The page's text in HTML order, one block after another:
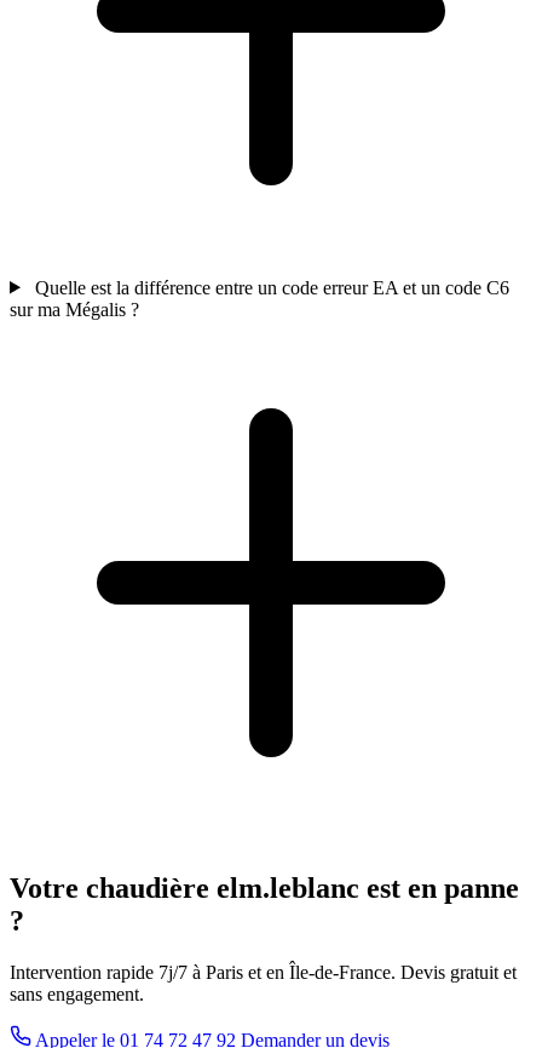
Quelle est la différence entre un code erreur EA et un code C6
sur ma Mégalis ?
Votre chaudière elm.leblanc est en panne
?
Intervention rapide 7j/7 à Paris et en Île-de-France. Devis gratuit et
sans engagement.
Appeler le 01 74 72 47 92 Demander un devis